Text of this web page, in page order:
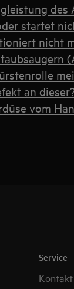
des
startet
nicht
an
vom
Service
Kontakt